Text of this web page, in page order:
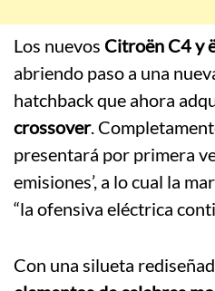
Los nuevos Citroën C4 y
abriendo paso a una
hatchback que ahora
crossover.
presentará por primera
emisiones’, a lo cual la
“la ofensiva eléctrica
Con una silueta